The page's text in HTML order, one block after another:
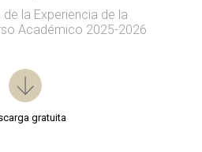
la Experiencia de la
Académico 2025-2026
gratuita